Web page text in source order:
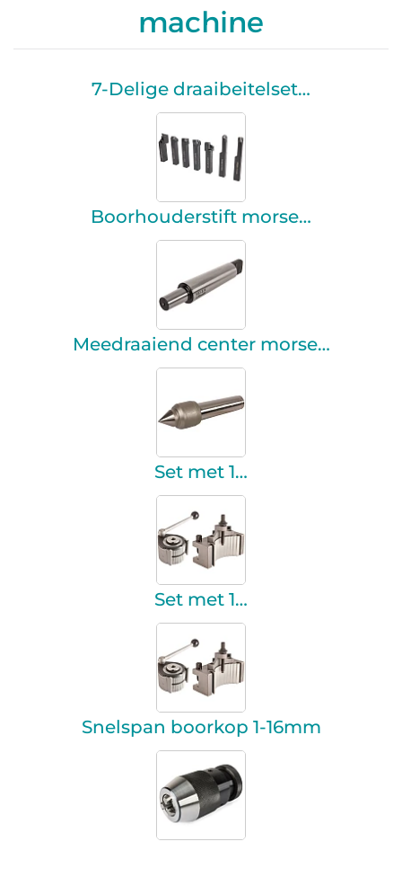
machine
7-Delige draaibeitelset…
Boorhouderstift morse…
Meedraaiend center morse…
Set met 1…
Set met 1…
Snelspan boorkop 1-16mm